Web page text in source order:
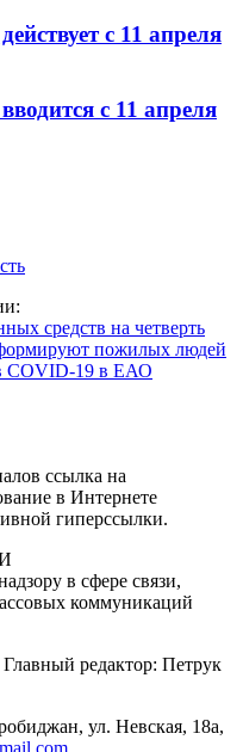
с 11 апреля
с 11 апреля
средств на четверть
пожилых людей
COVID-19 в ЕАО
ссылка на
в Интернете
гиперссылки.
в сфере связи,
коммуникаций
редактор: Петрук
ул. Невская, 18а,